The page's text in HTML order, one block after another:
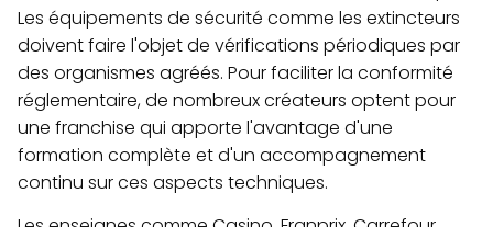
Les équipements de sécurité comme les extincteurs
doivent faire l'objet de vérifications périodiques par
des organismes agréés. Pour faciliter la conformité
réglementaire, de nombreux créateurs optent pour
une franchise qui apporte l'avantage d'une
formation complète et d'un accompagnement
continu sur ces aspects techniques.